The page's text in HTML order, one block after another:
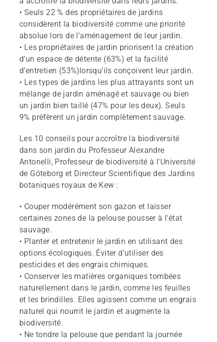
• Seuls 22 % des propriétaires de jardins
considèrent la biodiversité comme une priorité
absolue lors de l'aménagement de leur jardin.
• Les propriétaires de jardin priorisent la création
d’un espace de détente (63%) et la facilité
d’entretien (53%)lorsqu'ils conçoivent leur jardin.
• Les types de jardins les plus attrayants sont un
mélange de jardin aménagé et sauvage ou bien
un jardin bien taillé (47% pour les deux). Seuls
9% préfèrent un jardin complètement sauvage.
Les 10 conseils pour accroître la biodiversité
dans son jardin du Professeur Alexandre
Antonelli, Professeur de biodiversité à l'Université
de Göteborg et Directeur Scientifique des Jardins
botaniques royaux de Kew :
• Couper modérément son gazon et laisser
certaines zones de la pelouse pousser à l'état
sauvage.
• Planter et entretenir le jardin en utilisant des
options écologiques. Éviter d'utiliser des
pesticides et des engrais chimiques.
• Conserver les matières organiques tombées
naturellement dans le jardin, comme les feuilles
et les brindilles. Elles agissent comme un engrais
naturel qui nourrit le jardin et augmente la
biodiversité.
• Ne tondre la pelouse que pendant la journée